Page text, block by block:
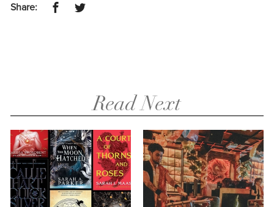
Share:
Read Next